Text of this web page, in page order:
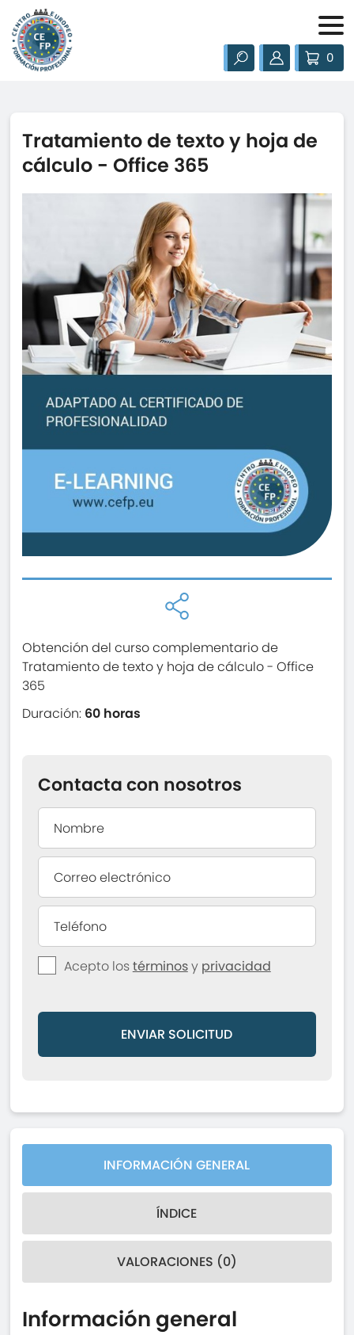
0
Tratamiento de texto y hoja de
cálculo - Office 365
Obtención del curso complementario de
Tratamiento de texto y hoja de cálculo - Office
365
Duración: 60 horas
Contacta con nosotros
Acepto lostérminosy privacidad
ENVIAR SOLICITUD
INFORMACIÓN GENERAL
ÍNDICE
VALORACIONES (0)
Información general